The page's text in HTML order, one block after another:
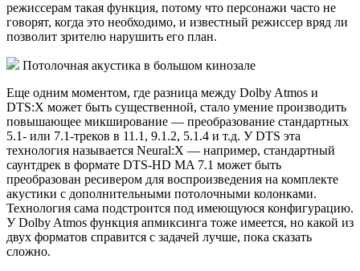
режиссерам такая функция, потому что персонажи часто не
говорят, когда это необходимо, и известный режиссер вряд ли
позволит зрителю нарушить его план.
Потолочная акустика в большом кинозале
Еще одним моментом, где разница между Dolby Atmos и
DTS:X может быть существенной, стало умение производить
повышающее микширование — преобразование стандартных
5.1- или 7.1-треков в 11.1, 9.1.2, 5.1.4 и т.д. У DTS эта
технология называется Neural:X — например, стандартный
саунтдрек в формате DTS-HD MA 7.1 может быть
преобразован ресивером для воспроизведения на комплекте
акустики с дополнительными потолочными колонками.
Технология сама подстроится под имеющуюся конфигурацию.
У Dolby Atmos функция апмиксинга тоже имеется, но какой из
двух форматов справится с задачей лучше, пока сказать
сложно.